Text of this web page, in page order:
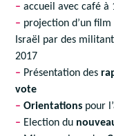
– accueil avec café à
– projection d’un
Israël par des
2017
– Présentation des
vote
– Orientations pour
– Election du